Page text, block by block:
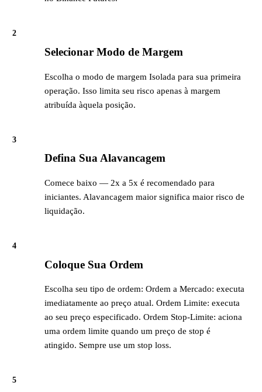
2
Selecionar Modo de Margem
Escolha o modo de margem Isolada para sua primeira
operação. Isso limita seu risco apenas à margem
atribuída àquela posição.
3
Defina Sua Alavancagem
Comece baixo — 2x a 5x é recomendado para
iniciantes. Alavancagem maior significa maior risco de
liquidação.
4
Coloque Sua Ordem
Escolha seu tipo de ordem: Ordem a Mercado: executa
imediatamente ao preço atual. Ordem Limite: executa
ao seu preço especificado. Ordem Stop-Limite: aciona
uma ordem limite quando um preço de stop é
atingido. Sempre use um stop loss.
5